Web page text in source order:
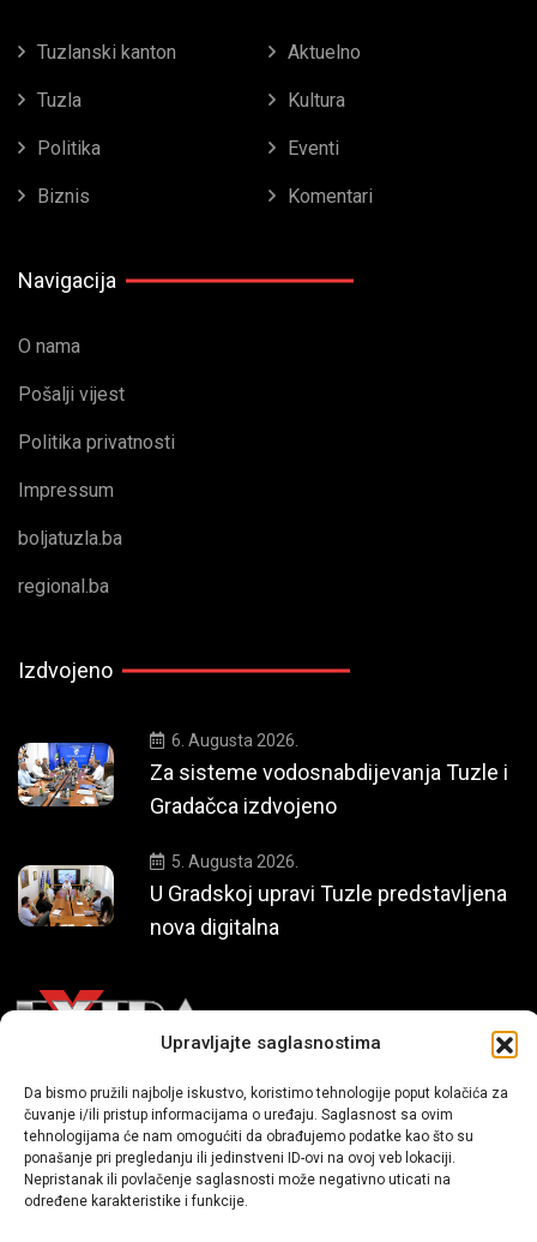
Upravljajte saglasnostima
Da bismo pružili najbolje iskustvo, koristimo tehnologije poput kolačića za
čuvanje i/ili pristup informacijama o uređaju. Saglasnost sa ovim
tehnologijama će nam omogućiti da obrađujemo podatke kao što su
ponašanje pri pregledanju ili jedinstveni ID-ovi na ovoj veb lokaciji.
Nepristanak ili povlačenje saglasnosti može negativno uticati na
određene karakteristike i funkcije.
Tuzlanski kanton Aktuelno
Tuzla Kultura
Politika Eventi
Biznis Komentari
Navigacija
O nama
Pošalji vijest
Politika privatnosti
Impressum
boljatuzla.ba
regional.ba
Izdvojeno
6. Augusta 2026.
Za sisteme vodosnabdijevanja Tuzle i
Gradačca izdvojeno
5. Augusta 2026.
U Gradskoj upravi Tuzle predstavljena
nova digitalna
Mi smo moderni portal zabavnog karaktera koji donosi vijesti i
priče iz života, svijeta showbiza, lifestyle-a i popularne kulture.